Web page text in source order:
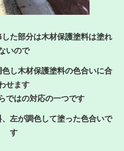
た部分は木材保護塗料は塗れ
いので
し木材保護塗料の色合いに合
せます
ではの対応の一つです
左が調色して塗った色合いで
す